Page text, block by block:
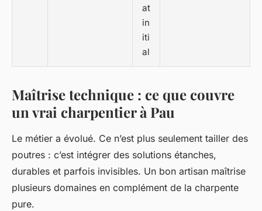
at
in
iti
al
Maîtrise technique : ce que couvre
un vrai charpentier à Pau
Le métier a évolué. Ce n’est plus seulement tailler des
poutres : c’est intégrer des solutions étanches,
durables et parfois invisibles. Un bon artisan maîtrise
plusieurs domaines en complément de la charpente
pure.